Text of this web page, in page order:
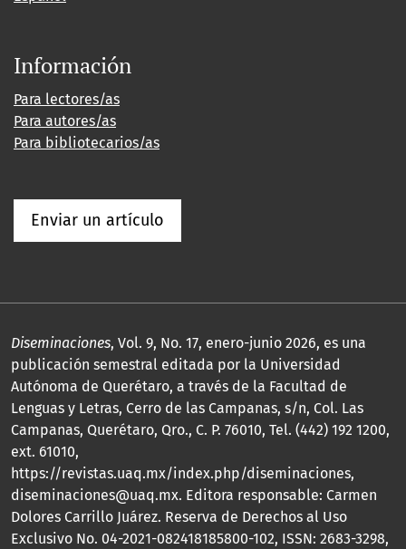
Información
Para lectores/as
Para autores/as
Para bibliotecarios/as
Enviar un artículo
Diseminaciones, Vol. 9, No. 17, enero-junio 2026, es una
publicación semestral editada por la Universidad
Autónoma de Querétaro, a través de la Facultad de
Lenguas y Letras, Cerro de las Campanas, s/n, Col. Las
Campanas, Querétaro, Qro., C. P. 76010, Tel. (442) 192 1200,
ext. 61010,
https://revistas.uaq.mx/index.php/diseminaciones,
diseminaciones@uaq.mx. Editora responsable: Carmen
Dolores Carrillo Juárez. Reserva de Derechos al Uso
Exclusivo No. 04-2021-082418185800-102, ISSN: 2683-3298,